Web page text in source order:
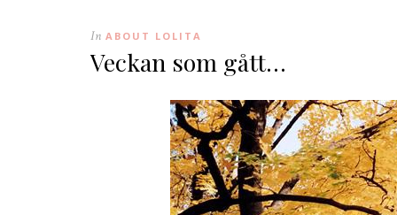
In ABOUT LOLITA
Veckan som gått…